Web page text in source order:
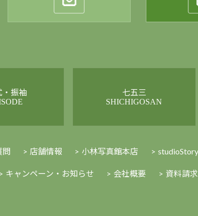
・振袖 七五三
SHICHIGOSAN
問 店舗情報 小林写真館本店
キャンペーン・お知らせ 会社概要 資料請